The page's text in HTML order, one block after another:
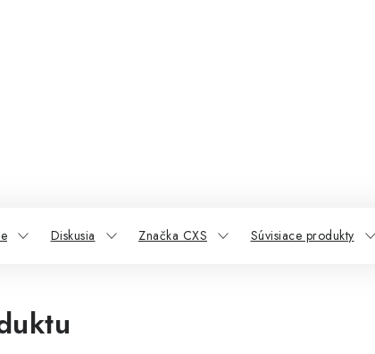
Diskusia Značka CXS Súvisiace produkty